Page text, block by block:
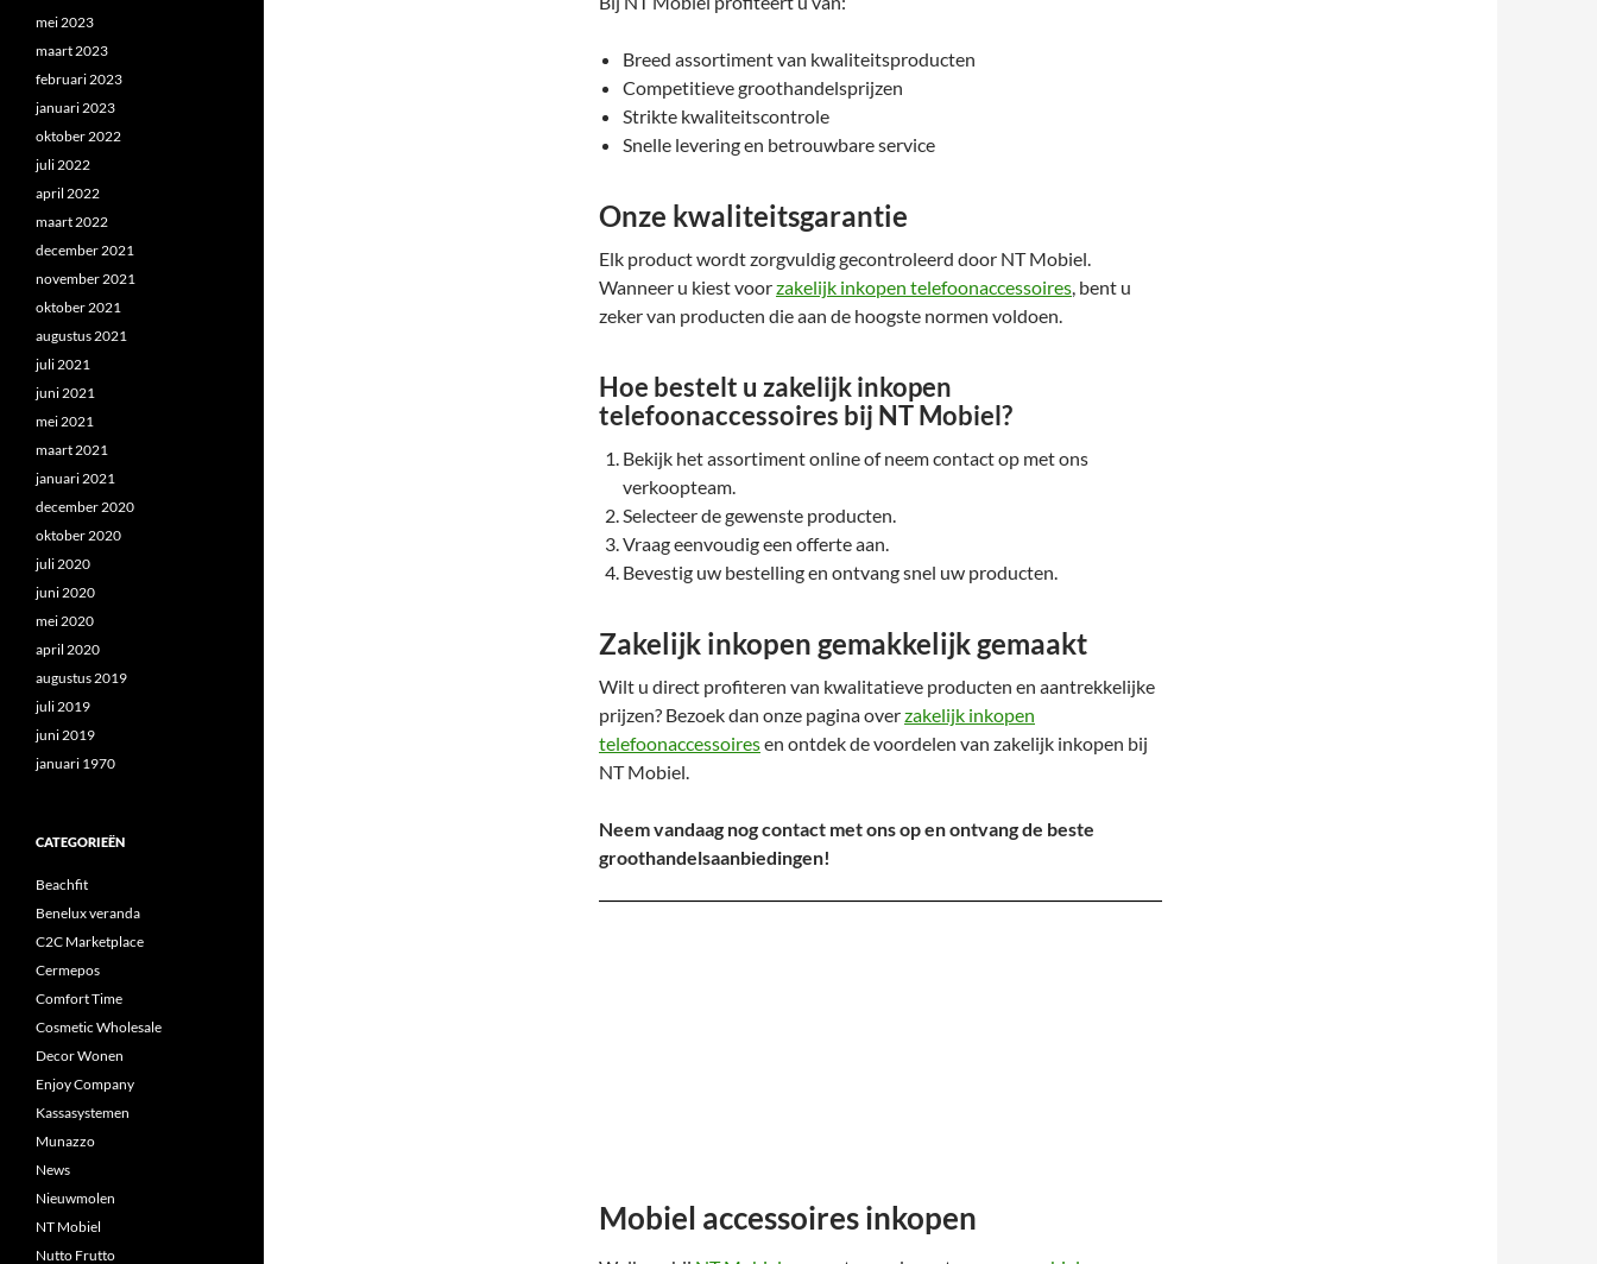
Breed assortiment van kwaliteitsproducten
Competitieve groothandelsprijzen
Strikte kwaliteitscontrole
Snelle levering en betrouwbare service
Onze kwaliteitsgarantie
Elk product wordt zorgvuldig gecontroleerd door NT Mobiel.
Wanneer u kiest voorzakelijk inkopen telefoonaccessoires, bent u
zeker van producten die aan de hoogste normen voldoen.
Hoe bestelt u zakelijk inkopen
telefoonaccessoires bij NT Mobiel?
Bekijk het assortiment online of neem contact op met ons
verkoopteam.
Selecteer de gewenste producten.
Vraag eenvoudig een offerte aan.
Bevestig uw bestelling en ontvang snel uw producten.
Zakelijk inkopen gemakkelijk gemaakt
Wilt u direct profiteren van kwalitatieve producten en aantrekkelijke
prijzen? Bezoek dan onze pagina overzakelijk inkopen
telefoonaccessoiresen ontdek de voordelen van zakelijk inkopen bij
NT Mobiel.
Neem vandaag nog contact met ons op en ontvang de beste
groothandelsaanbiedingen!
Mobiel accessoires inkopen
mei 2023
maart 2023
februari 2023
januari 2023
oktober 2022
juli 2022
april 2022
maart 2022
december 2021
november 2021
oktober 2021
augustus 2021
juli 2021
juni 2021
mei 2021
maart 2021
januari 2021
december 2020
oktober 2020
juli 2020
juni 2020
mei 2020
april 2020
augustus 2019
juli 2019
juni 2019
januari 1970
CATEGORIEËN
Beachfit
Benelux veranda
C2C Marketplace
Cermepos
Comfort Time
Cosmetic Wholesale
Decor Wonen
Enjoy Company
Kassasystemen
Munazzo
News
Nieuwmolen
NT Mobiel
Nutto Frutto